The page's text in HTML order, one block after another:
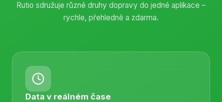
Rutio sdružuje různé druhy dopravy do jedné aplikace –
rychle, přehledně a zdarma.
Data v reálném čase